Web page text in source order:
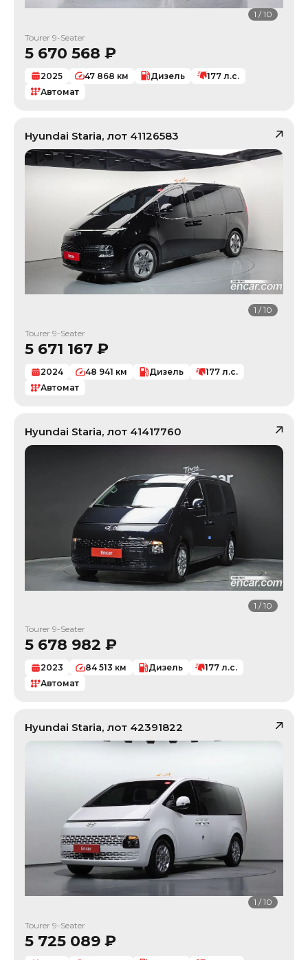
1 /10
Tourer 9-Seater
5 670 568 ₽
2025 47 868 км Дизель 177 л.с.
Автомат
Hyundai Staria, лот 41126583
1 /10
Tourer 9-Seater
5 671 167 ₽
2024 48 941 км Дизель 177 л.с.
Автомат
Hyundai Staria, лот 41417760
1 /10
Tourer 9-Seater
5 678 982 ₽
2023 84 513 км Дизель 177 л.с.
Автомат
Hyundai Staria, лот 42391822
1 /10
Tourer 9-Seater
5 725 089 ₽